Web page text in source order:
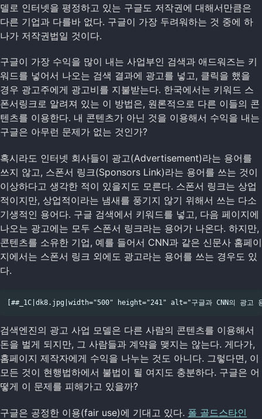
델로 인터넷을 평정하고 있는 구글도 저작권에 대해서만큼은
다른 기업과 다를바 없다. 구글이 가장 두려워하는 것 중에 하
나가 저작권법일 것이다.
구글이 가장 수익을 많이 내는 사업부인 검색과 애드워즈는 키
워드를 넣어서 나오는 검색 결과에 광고를 넣고, 클릭을 했을
경우 광고주에게 광고비를 지불받는다. 한국에서는 키워드 스
폰서링크로 알려져 있는 이 방법은, 원론적으로 다른 이들의 콘
텐츠를 이용한다. 내 콘텐츠가 아닌 것을 이용해서 수익을 내는
구글은 아무런 문제가 없는 것인가?
혹시라도 인터넷 회사들이 광고(Advertisement)라는 용어를
쓰지 않고, 스폰서 링크(Sponsors Link)라는 용어를 쓰는 것이
이상하다고 생각한 적이 있을지도 모른다. 스폰서 링크는 상업
적이지만, 상업적이라는 냄새를 풍기지 않기 위해서 쓰는 다소
기생적인 용어다. 구글 검색에서 키워드를 넣고, 다음 페이지에
나오는 광고에는 모두 스폰서 링크라는 용어가 나온다. 하지만,
콘텐츠를 소유한 기업, 예를 들어서 CNN과 같은 신문사 홈페이
지에서는 스폰서 링크 외에도 광고라는 용어를 쓰는 경우도 있
다.
검색엔진의 광고 사업 모델은 다른 사람의 콘텐츠를 이용해서
돈을 벌게 되지만, 그 사람들과 계약을 맺지는 않는다. 게다가,
홈페이지 제작자에게 수익을 나누는 것도 아니다. 그렇다면, 이
모든 것이 현행법하에서 불법이 될 여지도 충분하다. 구글은 어
떻게 이 문제를 피해가고 있을까?
구글은 공정한 이용(fair use)에 기대고 있다. 폴 골드스타인